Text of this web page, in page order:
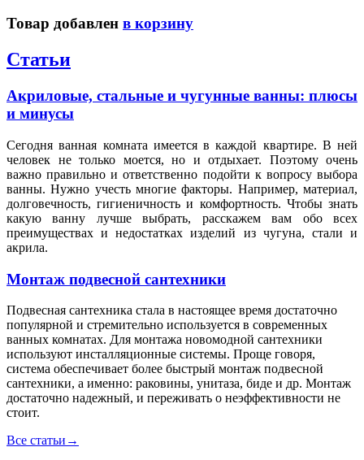
Товар добавлен в корзину
Статьи
Акриловые, стальные и чугунные ванны: плюсы
и минусы
Сегодня ванная комната имеется в каждой квартире. В ней
человек не только моется, но и отдыхает. Поэтому очень
важно правильно и ответственно подойти к вопросу выбора
ванны. Нужно учесть многие факторы. Например, материал,
долговечность, гигиеничность и комфортность. Чтобы знать
какую ванну лучше выбрать, расскажем вам обо всех
преимуществах и недостатках изделий из чугуна, стали и
акрила.
Монтаж подвесной сантехники
Подвесная сантехника стала в настоящее время достаточно
популярной и стремительно используется в современных
ванных комнатах. Для монтажа новомодной сантехники
используют инсталляционные системы. Проще говоря,
система обеспечивает более быстрый монтаж подвесной
сантехники, а именно: раковины, унитаза, биде и др. Монтаж
достаточно надежный, и переживать о неэффективности не
стоит.
Все статьи →